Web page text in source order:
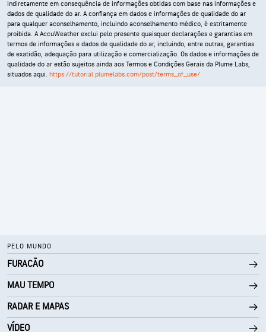
indiretamente em consequência de informações obtidas com base nas informações e
dados de qualidade do ar. A confiança em dados e informações de qualidade do ar
para qualquer aconselhamento, incluindo aconselhamento médico, é estritamente
proibida. A AccuWeather exclui pelo presente quaisquer declarações e garantias em
termos de informações e dados de qualidade do ar, incluindo, entre outras, garantias
de exatidão, adequação para utilização e comercialização. Os dados e informações de
qualidade do ar estão sujeitos ainda aos Termos e Condições Gerais da Plume Labs,
situados aqui. https://tutorial.plumelabs.com/post/terms_of_use/
PELO MUNDO
FURACÃO
MAU TEMPO
RADAR E MAPAS
VÍDEO